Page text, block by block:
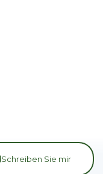
Schreiben Sie mir